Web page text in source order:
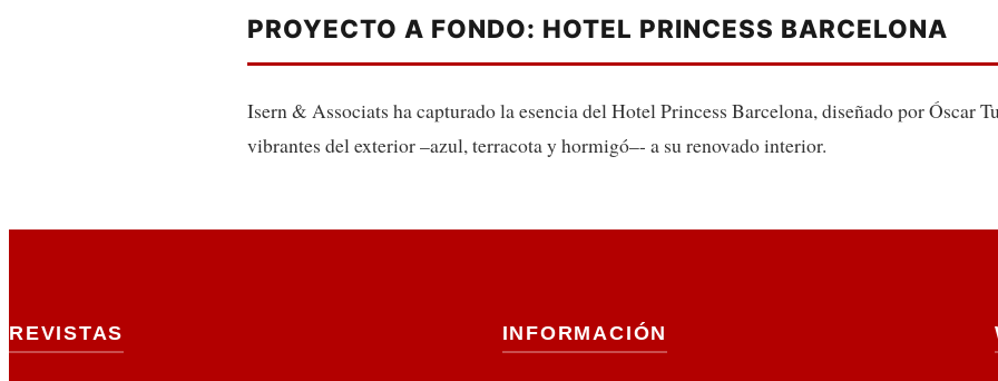
PROYECTO A FONDO: HOTEL PRINCESS BARCELONA
Isern & Associats ha capturado la esencia del Hotel Princess Barcelona, diseñado por Óscar
vibrantes del exterior –azul, terracota y hormigó–- a su renovado interior.
REVISTAS INFORMACIÓN